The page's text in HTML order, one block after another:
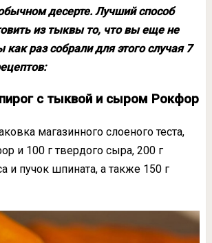
десерте. Лучший способ
из тыквы то, что вы еще не
раз собрали для этого случая 7
с тыквой и сыром Рокфор
магазинного слоеного теста,
и 100 г твердого сыра, 200 г
и пучок шпината, а также 150 г